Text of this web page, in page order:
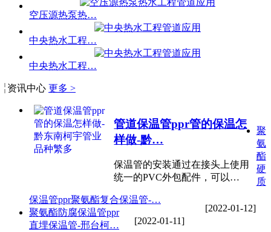
空压源热泵热…
中央热水工程…
中央热水工程…
资讯中心 更多 >
管道保温管ppr管的保温怎
样做-黔…
保温管的安装通过在接头上使用
统一的PVC外包配件，可以…
[2022-01-12]
聚
氨
酯
硬
质
保温管ppr聚氨酯复合保温管-…
[2022-01-11]
聚氨酯防腐保温管ppr
直埋保温管-邢台柯…